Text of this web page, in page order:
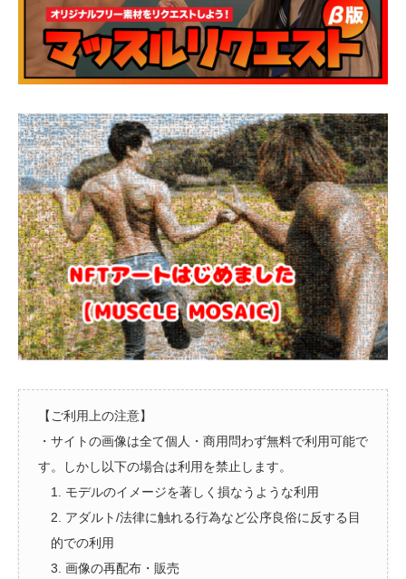
【ご利用上の注意】
・サイトの画像は全て個人・商用問わず無料で利用可能で
す。しかし以下の場合は利用を禁止します。
1. モデルのイメージを著しく損なうような利用
2. アダルト/法律に触れる行為など公序良俗に反する目
的での利用
3. 画像の再配布・販売